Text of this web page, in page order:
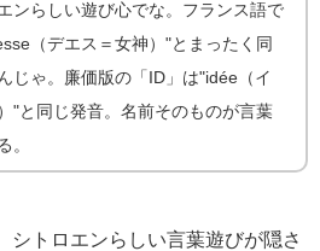
ンらしい遊び心でな。フランス語で
（デエス＝女神）"とまったく同
じゃ。廉価版の「ID」は"idée（イ
"と同じ発音。名前そのものが言葉
。
シトロエンらしい言葉遊びが隠さ